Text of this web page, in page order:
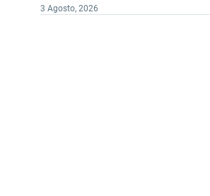
3 Agosto, 2026